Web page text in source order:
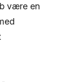
være en